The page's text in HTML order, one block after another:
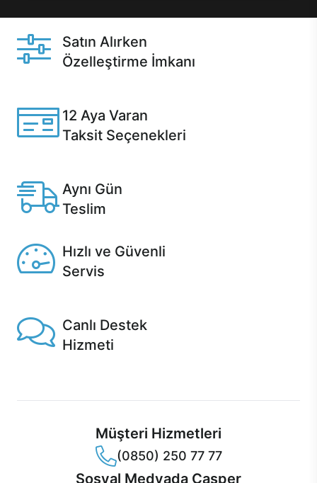
Satın Alırken
Özelleştirme İmkanı
12 Aya Varan
Taksit Seçenekleri
Aynı Gün
Teslim
Hızlı ve Güvenli
Servis
Canlı Destek
Hizmeti
Müşteri Hizmetleri
(0850) 250 77 77
Sosyal Medyada Casper